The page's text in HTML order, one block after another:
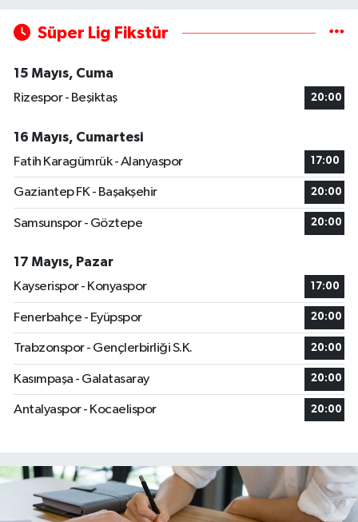
Süper Lig Fikstür
15 Mayıs, Cuma
Rizespor - Beşiktaş
20:00
16 Mayıs, Cumartesi
Fatih Karagümrük - Alanyaspor
17:00
Gaziantep FK - Başakşehir 20:00
Samsunspor - Göztepe 20:00
17 Mayıs, Pazar
Kayserispor - Konyaspor
17:00
Fenerbahçe - Eyüpspor 20:00
Trabzonspor - Gençlerbirliği S.K. 20:00
Kasımpaşa - Galatasaray 20:00
Antalyaspor - Kocaelispor 20:00